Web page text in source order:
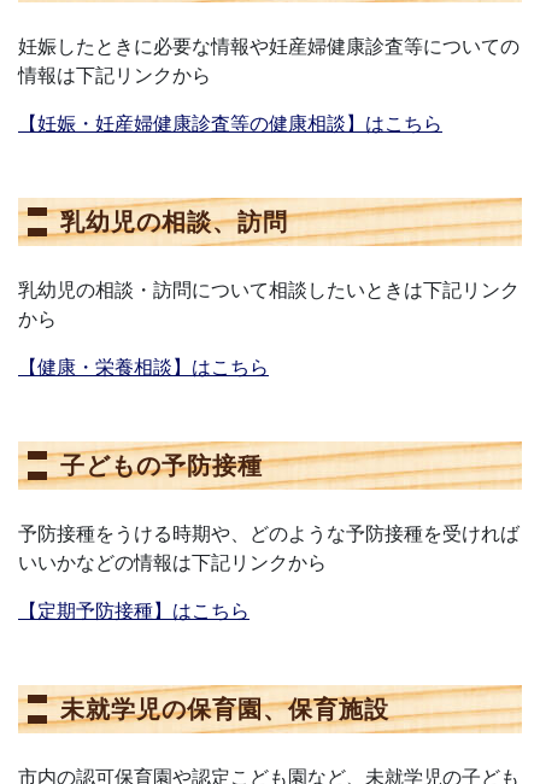
妊娠したときに必要な情報や妊産婦健康診査等についての
情報は下記リンクから
【妊娠・妊産婦健康診査等の健康相談】はこちら
乳幼児の相談、訪問
乳幼児の相談・訪問について相談したいときは下記リンク
から
【健康・栄養相談】はこちら
子どもの予防接種
予防接種をうける時期や、どのような予防接種を受ければ
いいかなどの情報は下記リンクから
【定期予防接種】はこちら
未就学児の保育園、保育施設
市内の認可保育園や認定こども園など、未就学児の子ども